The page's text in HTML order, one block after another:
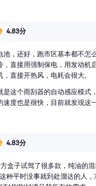
好开，这个风噪、超控性
4.83分
池，还好，跑市区基本都不
直接用强制保电，用发动
直接开热风，电耗会很大。
是这个雨刮器的自动感应模
度也是很快，目前就发现这
4.83分
盒子试驾了很多款，纯油的
种平时没事就到处溜达的人